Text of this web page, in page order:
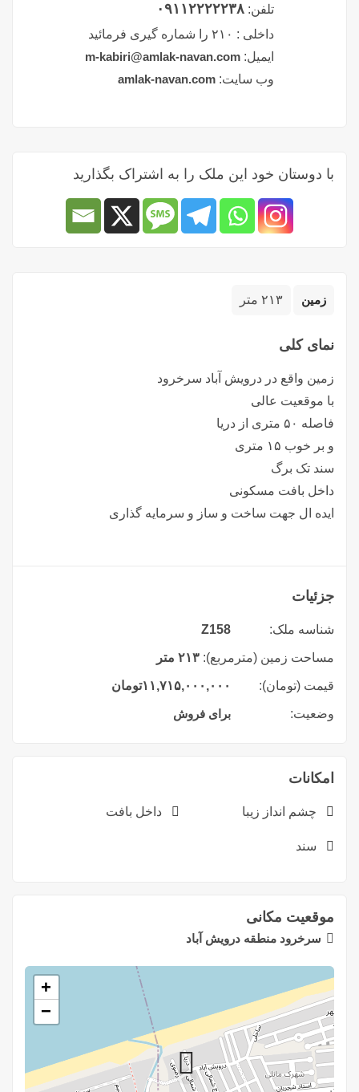
زمین ۲۱۳ متر
نمای کلی
زمین واقع در درویش آباد سرخرود
با موقعیت عالی
فاصله ۵۰ متری از دریا
و بر خوب ۱۵ متری
سند تک برگ
داخل بافت مسکونی
ایده ال جهت ساخت و ساز و سرمایه گذاری
جزئیات
شناسه ملک: Z158
مساحت زمین (مترمربع): ۲۱۳ متر
قیمت (تومان): ۱۱,۷۱۵,۰۰۰,۰۰۰تومان
وضعیت: برای فروش
امکانات
چشم انداز زیبا داخل بافت
سند
موقعیت مکانی
سرخرود منطقه درویش آباد
+
−
تلفن: ۰۹۱۱۲۲۲۲۲۳۸
داخلی : ۲۱۰ را شماره گیری فرمائید
ایمیل: m-kabiri@amlak-navan.com
وب سایت: amlak-navan.com
با دوستان خود این ملک را به اشتراک بگذارید